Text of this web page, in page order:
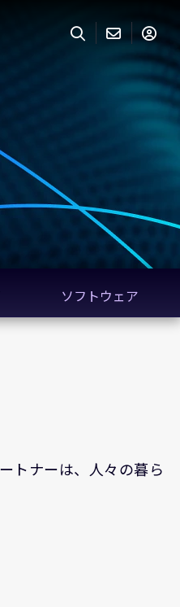
ソフトウェア
トナーは、人々の暮ら